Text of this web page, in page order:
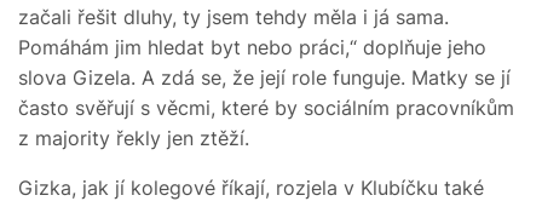
začali řešit dluhy, ty jsem tehdy měla i já sama.
Pomáhám jim hledat byt nebo práci,“ doplňuje jeho
slova Gizela. A zdá se, že její role funguje. Matky se jí
často svěřují s věcmi, které by sociálním pracovníkům
z majority řekly jen ztěží.
Gizka, jak jí kolegové říkají, rozjela v Klubíčku také